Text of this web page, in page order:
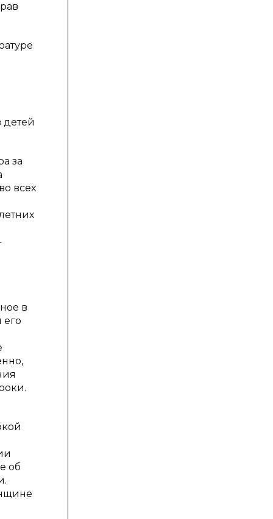
детей
за
всех
в
об